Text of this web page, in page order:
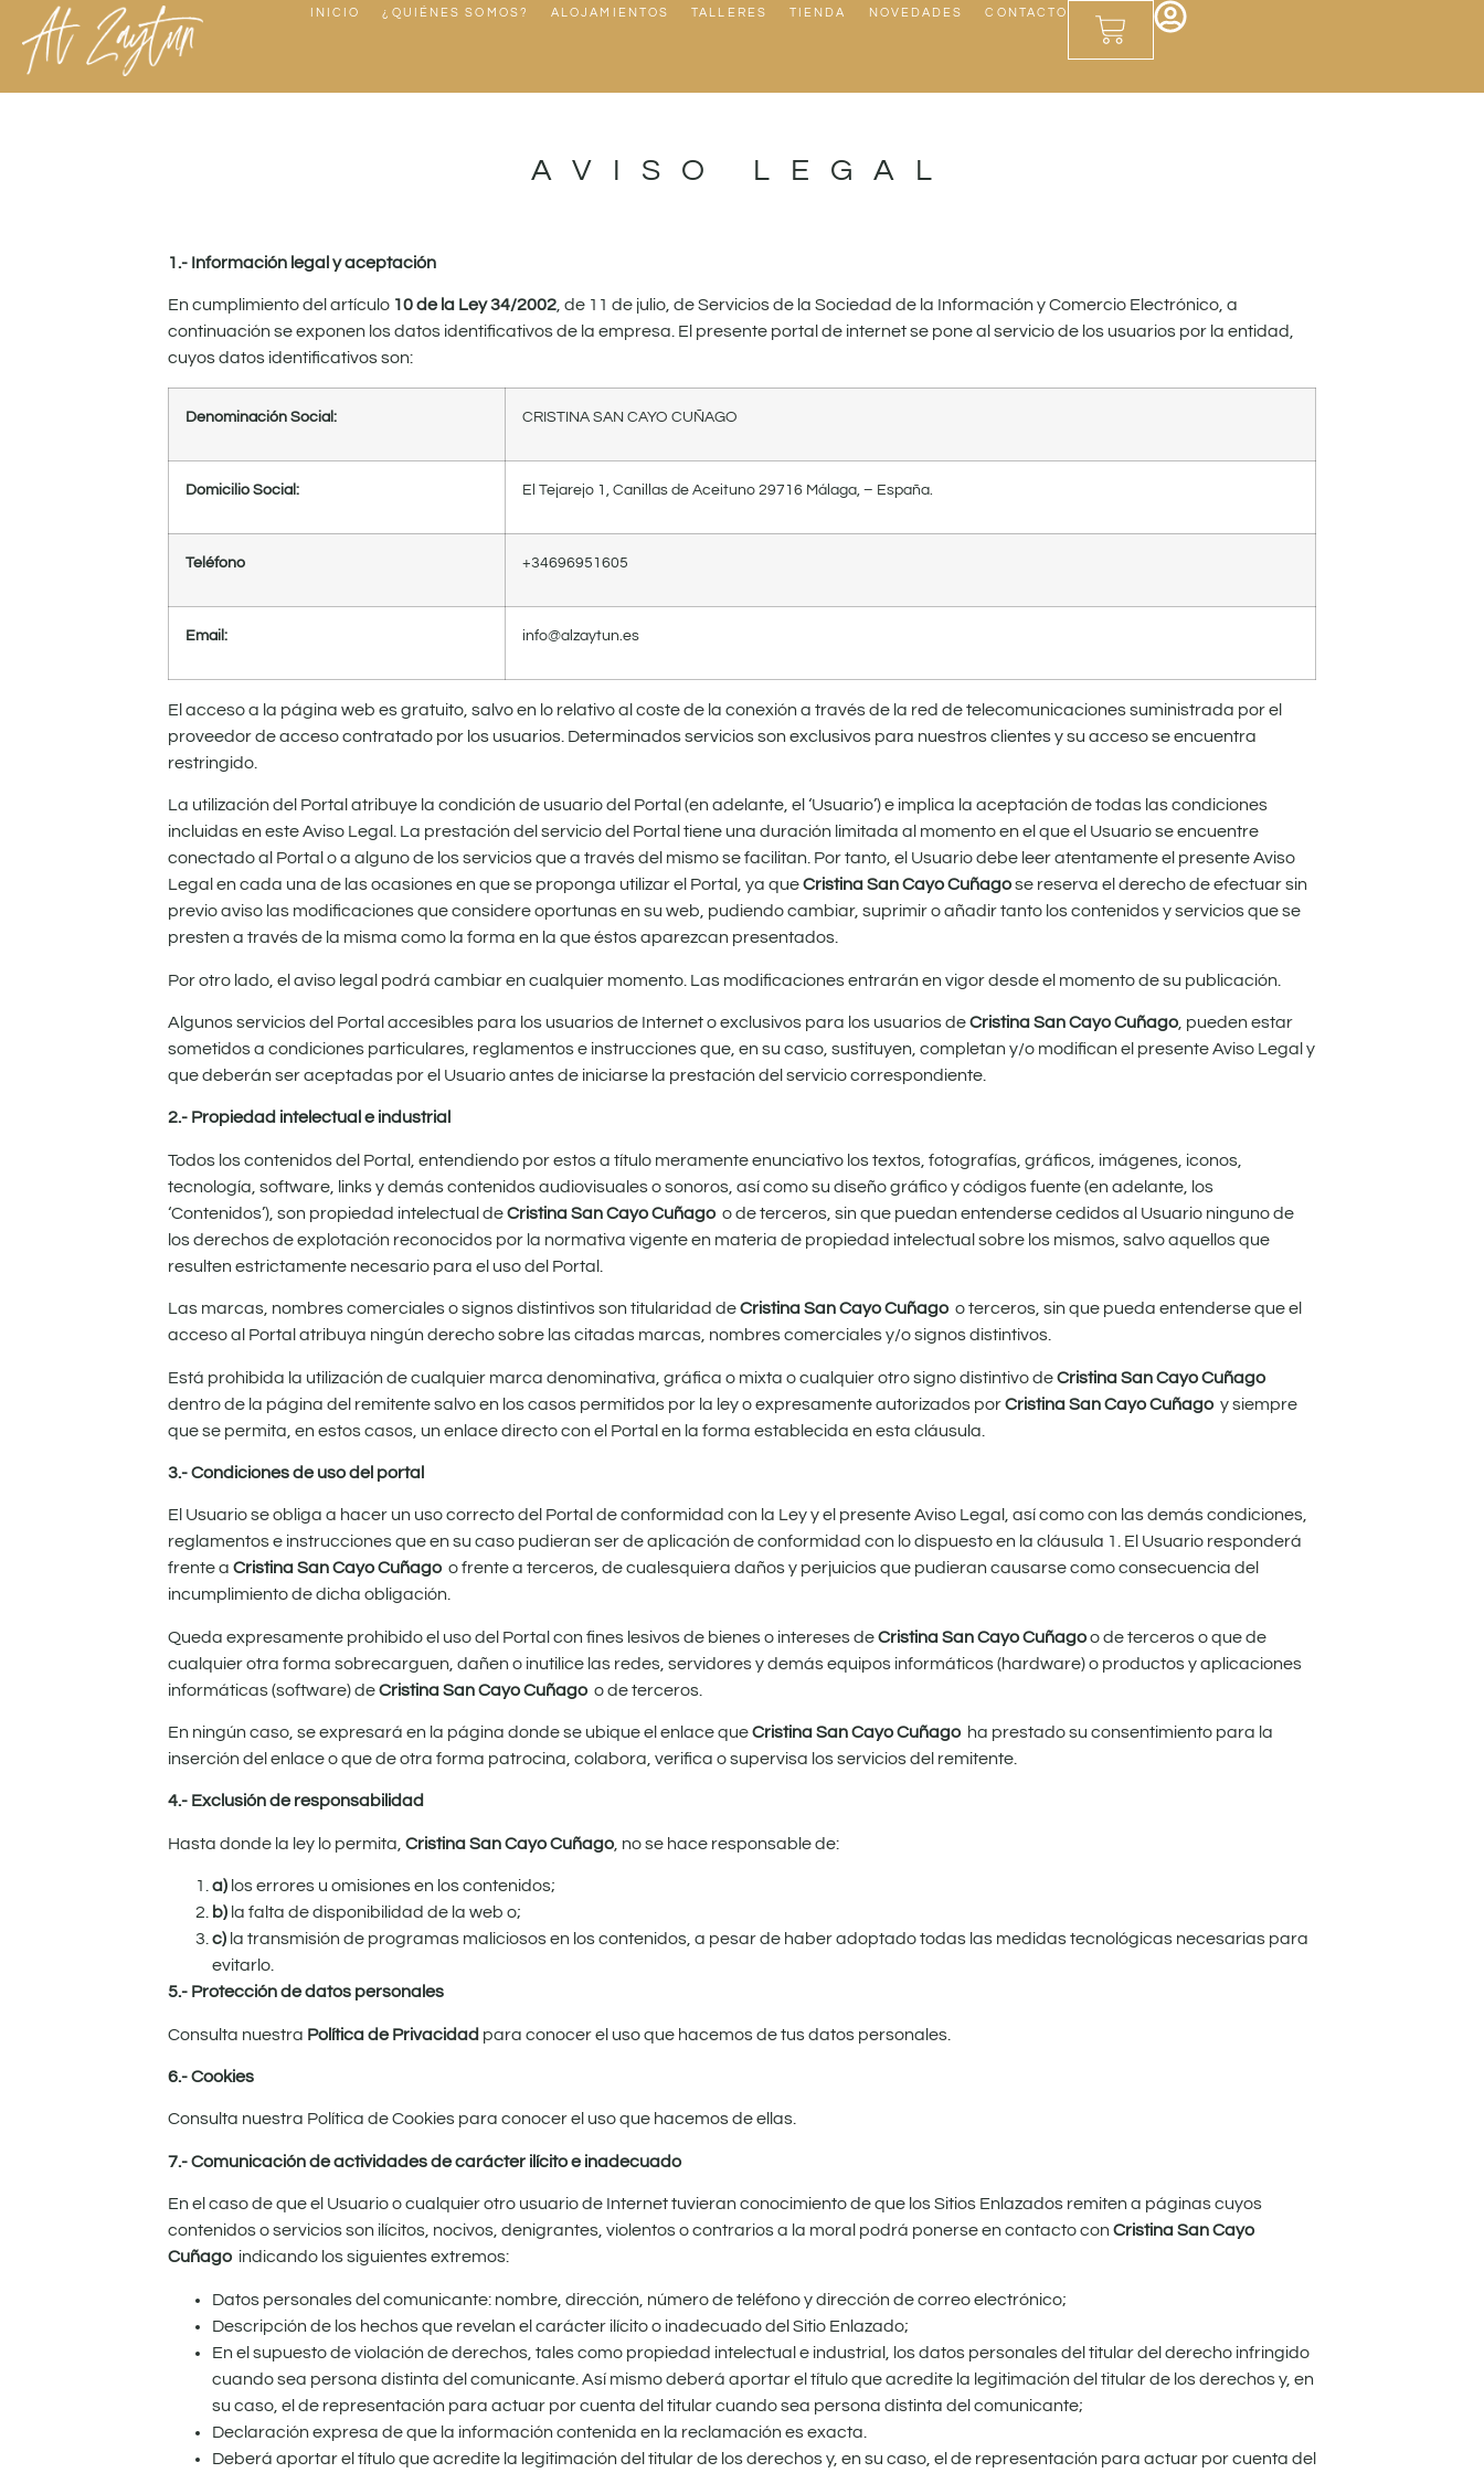
contenido
INICIO ¿QUIÉNES SOMOS? ALOJAMIENTOS TALLERES TIENDA NOVEDADES CONTACTO
AVISO LEGAL
1.- Información legal y aceptación
En cumplimiento del artículo 10 de la Ley 34/2002, de 11 de julio, de Servicios de la Sociedad de la Información y Comercio Electrónico, a
continuación se exponen los datos identificativos de la empresa. El presente portal de internet se pone al servicio de los usuarios por la entidad,
cuyos datos identificativos son:
Denominación Social: CRISTINA SAN CAYO CUÑAGO
Domicilio Social: El Tejarejo 1, Canillas de Aceituno 29716 Málaga, – España.
Teléfono +34696951605
Email: info@alzaytun.es
El acceso a la página web es gratuito, salvo en lo relativo al coste de la conexión a través de la red de telecomunicaciones suministrada por el
proveedor de acceso contratado por los usuarios. Determinados servicios son exclusivos para nuestros clientes y su acceso se encuentra
restringido.
La utilización del Portal atribuye la condición de usuario del Portal (en adelante, el ‘Usuario’) e implica la aceptación de todas las condiciones
incluidas en este Aviso Legal. La prestación del servicio del Portal tiene una duración limitada al momento en el que el Usuario se encuentre
conectado al Portal o a alguno de los servicios que a través del mismo se facilitan. Por tanto, el Usuario debe leer atentamente el presente Aviso
Legal en cada una de las ocasiones en que se proponga utilizar el Portal, ya queCristina San Cayo Cuñagose reserva el derecho de efectuar sin
previo aviso las modificaciones que considere oportunas en su web, pudiendo cambiar, suprimir o añadir tanto los contenidos y servicios que se
presten a través de la misma como la forma en la que éstos aparezcan presentados.
Por otro lado, el aviso legal podrá cambiar en cualquier momento. Las modificaciones entrarán en vigor desde el momento de su publicación.
Algunos servicios del Portal accesibles para los usuarios de Internet o exclusivos para los usuarios deCristina San Cayo Cuñago , pueden estar
sometidos a condiciones particulares, reglamentos e instrucciones que, en su caso, sustituyen, completan y/o modifican el presente Aviso Legal y
que deberán ser aceptadas por el Usuario antes de iniciarse la prestación del servicio correspondiente.
2.- Propiedad intelectual e industrial
Todos los contenidos del Portal, entendiendo por estos a título meramente enunciativo los textos, fotografías, gráficos, imágenes, iconos,
tecnología, software, links y demás contenidos audiovisuales o sonoros, así como su diseño gráfico y códigos fuente (en adelante, los
‘Contenidos’), son propiedad intelectual deCristina San Cayo Cuñago o de terceros, sin que puedan entenderse cedidos al Usuario ninguno de
los derechos de explotación reconocidos por la normativa vigente en materia de propiedad intelectual sobre los mismos, salvo aquellos que
resulten estrictamente necesario para el uso del Portal.
Las marcas, nombres comerciales o signos distintivos son titularidad deCristina San Cayo Cuñago o terceros, sin que pueda entenderse que el
acceso al Portal atribuya ningún derecho sobre las citadas marcas, nombres comerciales y/o signos distintivos.
Está prohibida la utilización de cualquier marca denominativa, gráfica o mixta o cualquier otro signo distintivo deCristina San Cayo Cuñago
dentro de la página del remitente salvo en los casos permitidos por la ley o expresamente autorizados porCristina San Cayo Cuñago y siempre
que se permita, en estos casos, un enlace directo con el Portal en la forma establecida en esta cláusula.
3.- Condiciones de uso del portal
El Usuario se obliga a hacer un uso correcto del Portal de conformidad con la Ley y el presente Aviso Legal, así como con las demás condiciones,
reglamentos e instrucciones que en su caso pudieran ser de aplicación de conformidad con lo dispuesto en la cláusula 1. El Usuario responderá
frente a Cristina San Cayo Cuñago o frente a terceros, de cualesquiera daños y perjuicios que pudieran causarse como consecuencia del
incumplimiento de dicha obligación.
Queda expresamente prohibido el uso del Portal con fines lesivos de bienes o intereses deCristina San Cayo Cuñagoo de terceros o que de
cualquier otra forma sobrecarguen, dañen o inutilice las redes, servidores y demás equipos informáticos (hardware) o productos y aplicaciones
informáticas (software) deCristina San Cayo Cuñago o de terceros.
En ningún caso, se expresará en la página donde se ubique el enlace queCristina San Cayo Cuñago ha prestado su consentimiento para la
inserción del enlace o que de otra forma patrocina, colabora, verifica o supervisa los servicios del remitente.
4.- Exclusión de responsabilidad
Hasta donde la ley lo permita, Cristina San Cayo Cuñago , no se hace responsable de:
a) los errores u omisiones en los contenidos;
b) la falta de disponibilidad de la web o;
c) la transmisión de programas maliciosos en los contenidos, a pesar de haber adoptado todas las medidas tecnológicas necesarias para
evitarlo.
5.- Protección de datos personales
Consulta nuestra Política de Privacidad para conocer el uso que hacemos de tus datos personales.
6.- Cookies
Consulta nuestra Política de Cookies para conocer el uso que hacemos de ellas.
7.- Comunicación de actividades de carácter ilícito e inadecuado
En el caso de que el Usuario o cualquier otro usuario de Internet tuvieran conocimiento de que los Sitios Enlazados remiten a páginas cuyos
contenidos o servicios son ilícitos, nocivos, denigrantes, violentos o contrarios a la moral podrá ponerse en contacto con Cristina San Cayo
Cuñago indicando los siguientes extremos:
Datos personales del comunicante: nombre, dirección, número de teléfono y dirección de correo electrónico;
Descripción de los hechos que revelan el carácter ilícito o inadecuado del Sitio Enlazado;
En el supuesto de violación de derechos, tales como propiedad intelectual e industrial, los datos personales del titular del derecho infringido
cuando sea persona distinta del comunicante. Así mismo deberá aportar el título que acredite la legitimación del titular de los derechos y, en
su caso, el de representación para actuar por cuenta del titular cuando sea persona distinta del comunicante;
Declaración expresa de que la información contenida en la reclamación es exacta.
Deberá aportar el título que acredite la legitimación del titular de los derechos y, en su caso, el de representación para actuar por cuenta del